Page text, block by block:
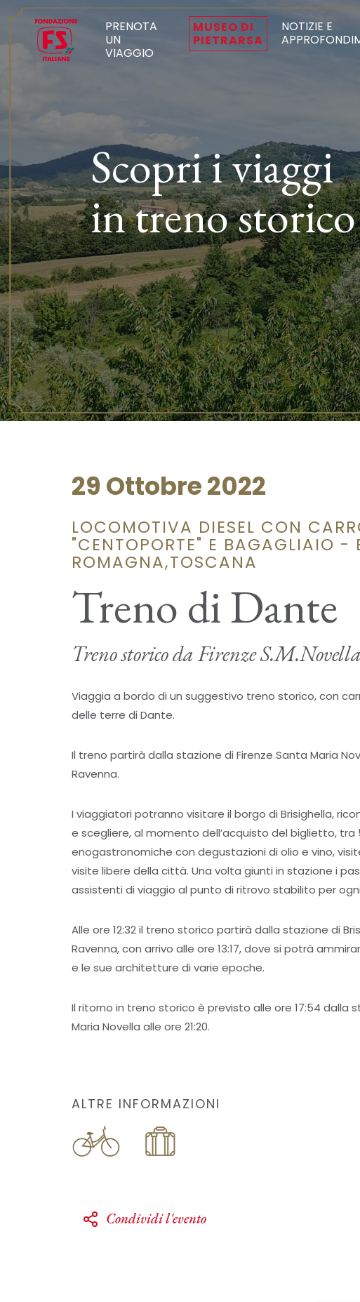
PRENOTA
UN
VIAGGIO
MUSEO DI
PIETRARSA
NOTIZIE E
Scopri i viaggi
in treno storico
29 Ottobre 2022
LOCOMOTIVA DIESEL CON
"CENTOPORTE" E BAGAGLIAIO -
ROMAGNA,TOSCANA
Treno di Dante
Treno storico da Firenze
Viaggia a bordo di un suggestivo treno storico, con
delle terre di Dante.
Il treno partirà dalla stazione di Firenze Santa Maria
Ravenna.
I viaggiatori potranno visitare il borgo di Brisighella,
e scegliere, al momento dell’acquisto del biglietto, tra
enogastronomiche con degustazioni di olio e vino,
visite libere della città. Una volta giunti in stazione i
assistenti di viaggio al punto di ritrovo stabilito per
Alle ore 12:32 il treno storico partirà dalla stazione di
Ravenna, con arrivo alle ore 13:17, dove si potrà
e le sue architetture di varie epoche.
Il ritorno in treno storico è previsto alle ore 17:54 dalla
Maria Novella alle ore 21:20.
ALTRE INFORMAZIONI
Condividi l'evento